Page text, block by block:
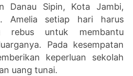
Danau Sipin, Kota Jambi,
Amelia setiap hari harus
rebus untuk membantu
Pada kesempatan
keperluan sekolah
uang tunai.